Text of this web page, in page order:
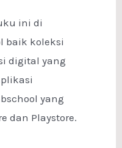
ini di
baik koleksi
digital yang
yang
dan Playstore.